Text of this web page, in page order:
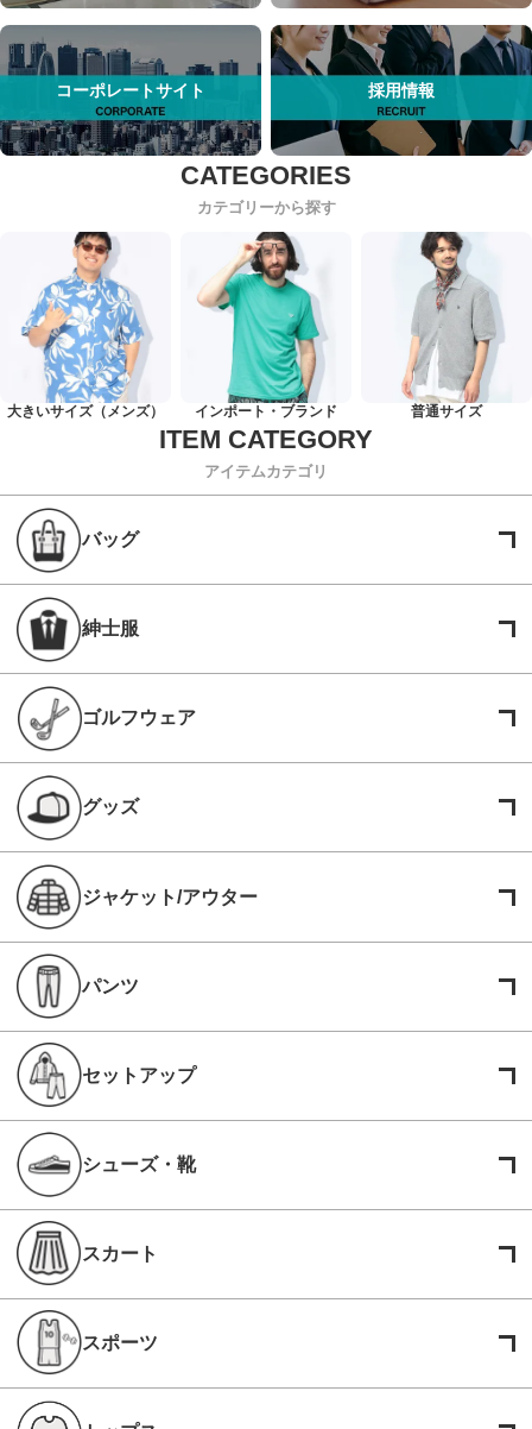
コーポレートサイト 採用情報
カテゴリーから探す
大きいサイズ（メンズ） インポート・ブランド 普通サイズ
アイテムカテゴリ
バッグ
紳士服
ゴルフウェア
グッズ
ジャケット/アウター
パンツ
セットアップ
シューズ・靴
スカート
スポーツ